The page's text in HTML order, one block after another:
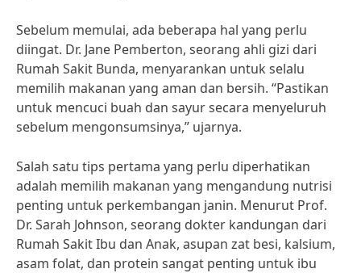
Sebelum memulai, ada beberapa hal yang perlu
diingat. Dr. Jane Pemberton, seorang ahli gizi dari
Rumah Sakit Bunda, menyarankan untuk selalu
memilih makanan yang aman dan bersih. “Pastikan
untuk mencuci buah dan sayur secara menyeluruh
sebelum mengonsumsinya,” ujarnya.
Salah satu tips pertama yang perlu diperhatikan
adalah memilih makanan yang mengandung nutrisi
penting untuk perkembangan janin. Menurut Prof.
Dr. Sarah Johnson, seorang dokter kandungan dari
Rumah Sakit Ibu dan Anak, asupan zat besi, kalsium,
asam folat, dan protein sangat penting untuk ibu